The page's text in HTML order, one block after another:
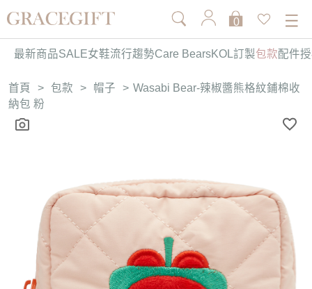
0
最新商品SALE女鞋流行趨勢Care BearsKOL訂製包款配件
首頁 > 包款 > 帽子 > Wasabi Bear-辣椒醬熊格紋鋪棉收
納包 粉